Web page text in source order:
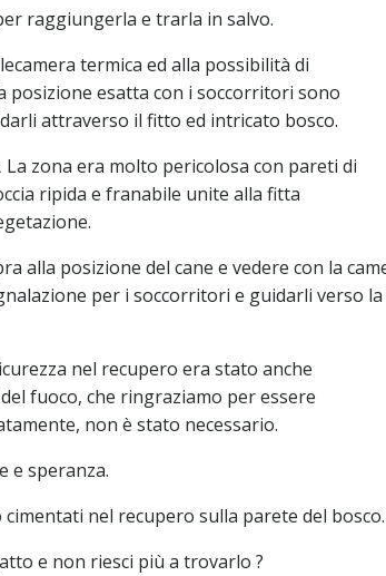
raggiungerla e trarla in salvo.
termica ed alla possibilità di
posizione esatta con i soccorritori sono
attraverso il fitto ed intricato bosco.
zona era molto pericolosa con pareti di
ripida e franabile unite alla fitta
alla posizione del cane e vedere con la
per i soccorritori e guidarli verso la
nel recupero era stato anche
fuoco, che ringraziamo per essere
non è stato necessario.
e speranza.
nel recupero sulla parete del bosco.
e non riesci più a trovarlo ?